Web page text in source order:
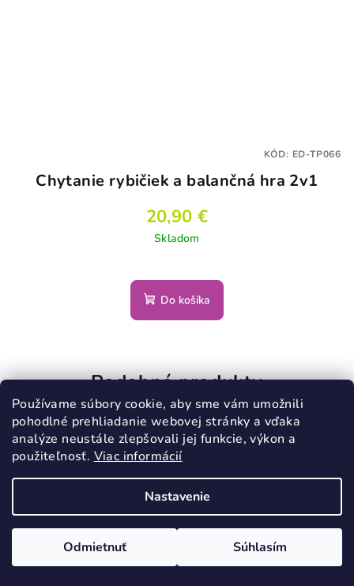
Používame súbory cookie, aby sme vám umožnili
pohodlné prehliadanie webovej stránky a vďaka
analýze neustále zlepšovali jej funkcie, výkon a
použiteľnosť. Viac informácií
Nastavenie
Odmietnuť Súhlasím
Chytanie rybičiek a balančná hra 2v1
20,90 €
Skladom
Do košíka
KÓD: ED-TP066
Podobné produkty